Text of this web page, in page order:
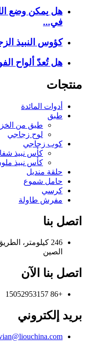
هل يمكن وضع
في...
كؤوس النبيذ
هل تُعدّ ألواح
منتجات
أدوات المائدة
طبق
طبق من
لوح زجاجي
كوب زجاجي
كأس نبيذ
كأس نبيذ
حلقة منديل
حامل شموع
كرسي
مفرش طاولة
اتصل بنا
الصين
اتصل بنا الآن
+86 15052953157
بريد إلكتروني